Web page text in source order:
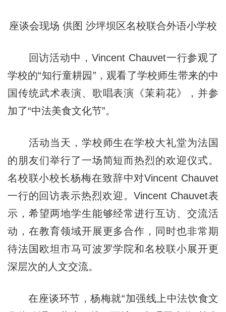
座谈会现场 供图 沙坪坝区名校联合外语小学校
回访活动中，Vincent Chauvet一行参观了
学校的“知行童耕园”，观看了学校师生带来的中
国传统武术表演、歌唱表演《茉莉花》，并参
加了“中法美食文化节”。
活动当天，学校师生在学校大礼堂为法国
的朋友们举行了一场简短而热烈的欢迎仪式。
名校联小校长杨梅在致辞中对Vincent Chauvet
一行的回访表示热烈欢迎。Vincent Chauvet表
示，希望两地学生能够经常进行互访、交流活
动，在教育领域开展更多合作，同时也非常期
待法国欧坦市马可波罗学院和名校联小展开更
深层次的人文交流。
在座谈环节，杨梅就“加强线上中法饮食文